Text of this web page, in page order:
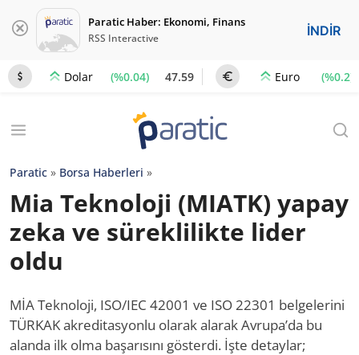
Paratic Haber: Ekonomi, Finans
RSS Interactive İNDİR
Dolar (%0.04) 47.59 Euro (%0.2)
Paratic » Borsa Haberleri »
Mia Teknoloji (MIATK) yapay
zeka ve süreklilikte lider
oldu
MİA Teknoloji, ISO/IEC 42001 ve ISO 22301 belgelerini
TÜRKAK akreditasyonlu olarak alarak Avrupa’da bu
alanda ilk olma başarısını gösterdi. İşte detaylar;